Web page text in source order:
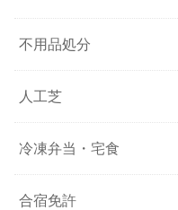
不用品処分
人工芝
冷凍弁当・宅食
合宿免許